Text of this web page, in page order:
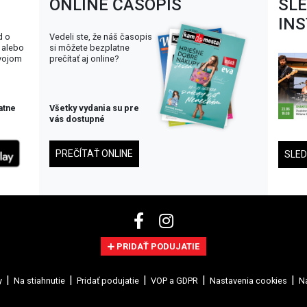
o
ONLINE ČASOPIS
Vedeli ste, že náš časopis
si môžete bezplatne
prečítať aj online?
Všetky vydania su pre
vás dostupné
PREČÍTAŤ ONLINE
PRIDAŤ PODUJATIE
Na stiahnutie Pridať podujatie VOP a GDPR Nastavenia cookies